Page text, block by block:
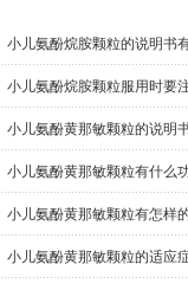
小儿氨酚烷胺颗粒的说明书
小儿氨酚烷胺颗粒服用时要
小儿氨酚黄那敏颗粒的说明
小儿氨酚黄那敏颗粒有什么
小儿氨酚黄那敏颗粒有怎样
小儿氨酚黄那敏颗粒的适应